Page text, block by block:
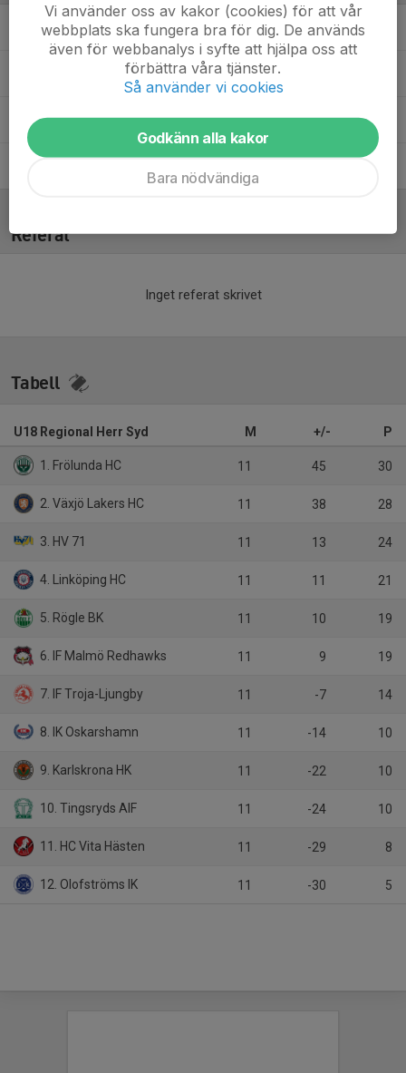
Niklas Allstenius Materialansvarig
Hampus AnderssonHuvudtränare U18RS
Amanda BoweniusAssisterande tränare
Referat
Inget referat skrivet
Tabell
U18 Regional Herr Syd M +/- P
1. Frölunda HC 11 45 30
2. Växjö Lakers HC 11 38 28
3. HV 71 11 13 24
4. Linköping HC 11 11 21
5. Rögle BK 11 10 19
6. IF Malmö Redhawks 11 9 19
7. IF Troja-Ljungby 11 -7 14
8. IK Oskarshamn 11 -14 10
9. Karlskrona HK 11 -22 10
10. Tingsryds AIF 11 -24 10
11. HC Vita Hästen 11 -29 8
12. Olofströms IK 11 -30 5
Vi använder oss av kakor (cookies) för att vår
webbplats ska fungera bra för dig. De används
även för webbanalys i syfte att hjälpa oss att
förbättra våra tjänster.
Så använder vi cookies
Godkänn alla kakor
Bara nödvändiga